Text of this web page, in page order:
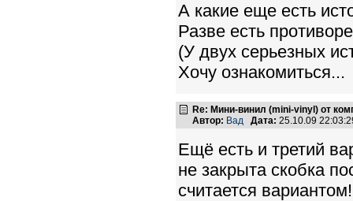
А какие еще есть
Разве есть
(У двух серьезных
Хочу ознакомиться...
Re: Мини-винил (mini-vinyl) от
Автор: Вад Дата: 25.10.09
Ещё есть и третий
не закрыта скобка
считается вариантом!